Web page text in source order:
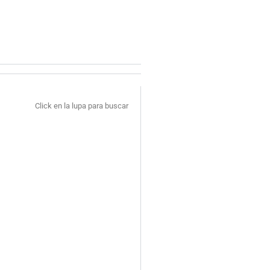
Click en la lupa para buscar